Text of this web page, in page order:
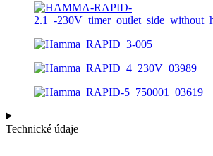
Technické údaje